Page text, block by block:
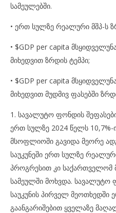
სამეულებში.
• ერთ სულზე რეალური მშპ-ს
• $GDP per capita
მიხედვით ზრდის ტემპი;
• $GDP per capita
მიხედვით მუდმივ ფასებში
1. სავალუტო ფონდის
ერთ სულზე 2024 წელს
მსოფლიოში გავიდა მეორე
საუკუნეში ერთ სულზე
პროგრესით კი საქართველომ
სამეულში მოხვდა. სავალუტო
საუკუნის პირველ
გაანგარიშებით ყველაზე